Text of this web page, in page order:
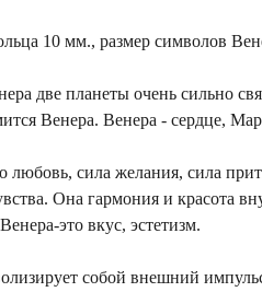
10 мм., размер символов
две планеты очень сильно
Венера. Венера - сердце,
любовь, сила желания, сила
Она гармония и красота
это вкус, эстетизм.
собой внешний